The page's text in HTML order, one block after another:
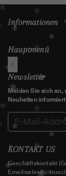
Informationen
Hauptmenü
Newsletter
Melden Sie sich an,
Neuheiten
KONTAKT US
Geschäftskontakt
Email: